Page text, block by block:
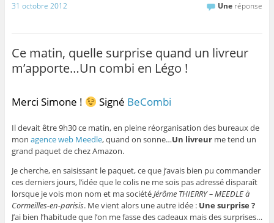
31 octobre 2012 Une réponse
Ce matin, quelle surprise quand un livreur
m’apporte…Un combi en Légo !
Merci Simone ! Signé BeCombi
Il devait être 9h30 ce matin, en pleine réorganisation des bureaux de
mon agence web Meedle, quand on sonne…Un livreurme tend un
grand paquet de chez Amazon.
Je cherche, en saisissant le paquet, ce que j’avais bien pu commander
ces derniers jours, l’idée que le colis ne me sois pas adressé disparaît
lorsque je vois mon nom et ma sociétéJérôme THIERRY – MEEDLE à
Cormeilles-en-parisis. Me vient alors une autre idée : Une surprise ?
J’ai bien l’habitude que l’on me fasse des cadeaux mais des surprises…